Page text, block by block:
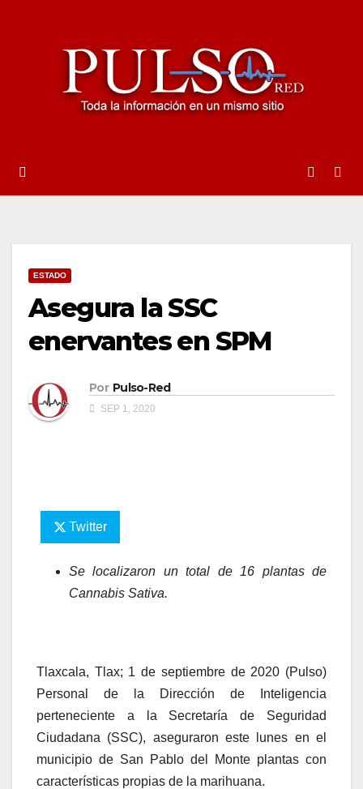
ESTADO
Asegura la SSC
enervantes en SPM
Por Pulso-Red
SEP 1, 2020
Twitter
Se localizaron un total de 16 plantas de
Cannabis Sativa.
Tlaxcala, Tlax; 1 de septiembre de 2020 (Pulso)
Personal de la Dirección de Inteligencia
perteneciente a la Secretaría de Seguridad
Ciudadana (SSC), aseguraron este lunes en el
municipio de San Pablo del Monte plantas con
características propias de la marihuana.